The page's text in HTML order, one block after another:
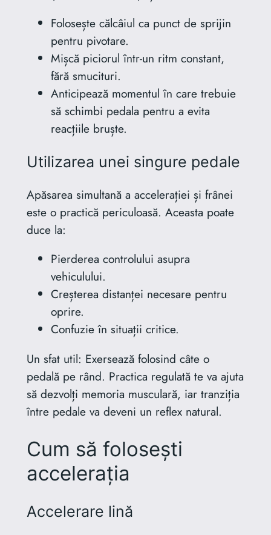
Folosește călcâiul ca punct de sprijin
pentru pivotare.
Mișcă piciorul într-un ritm constant,
fără smucituri.
Anticipează momentul în care trebuie
să schimbi pedala pentru a evita
reacțiile bruște.
Utilizarea unei singure pedale
Apăsarea simultană a accelerației și frânei
este o practică periculoasă. Aceasta poate
duce la:
Pierderea controlului asupra
vehiculului.
Creșterea distanței necesare pentru
oprire.
Confuzie în situații critice.
Un sfat util: Exersează folosind câte o
pedală pe rând. Practica regulată te va ajuta
să dezvolți memoria musculară, iar tranziția
între pedale va deveni un reflex natural.
Cum să folosești
accelerația
Accelerare lină